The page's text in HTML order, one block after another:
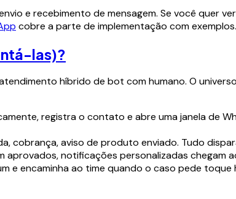
e recebimento de mensagem. Se você quer
cobre a parte de implementação com exemplos.
las)?
híbrido de bot com humano. O
registra o contato e abre uma janela de
cobrança, aviso de produto enviado. Tudo
aprovados, notificações personalizadas chegam
e encaminha ao time quando o caso pede toque